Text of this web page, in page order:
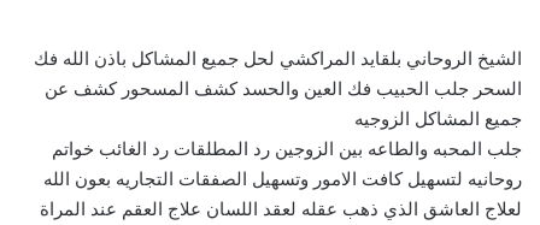
الشيخ الروحاني بلقايد المراكشي لحل جميع المشاكل باذن الله فك
السحر جلب الحبيب فك العين والحسد كشف المسحور كشف عن
جميع المشاكل الزوجيه
جلب المحبه والطاعه بين الزوجين رد المطلقات رد الغائب خواتم
روحانيه لتسهيل كافت الامور وتسهيل الصفقات التجاريه بعون الله
لعلاج العاشق الذي ذهب عقله لعقد اللسان علاج العقم عند المراة